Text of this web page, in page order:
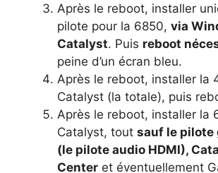
Après le reboot, installer
pilote pour la 6850, via
Catalyst. Puis reboot
peine d’un écran bleu.
Après le reboot, installer la
Catalyst (la totale), puis
Après le reboot, installer la
Catalyst, tout sauf le pilote
(le pilote audio HDMI),
Center et éventuellement